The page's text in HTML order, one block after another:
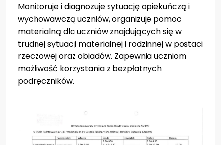
Monitoruje i diagnozuje sytuację opiekuńczą i
wychowawczą uczniów, organizuje pomoc
materialną dla uczniów znajdujących się w
trudnej sytuacji materialnej i rodzinnej w postaci
rzeczowej oraz obiadów. Zapewnia uczniom
możliwość korzystania z bezpłatnych
podręczników.